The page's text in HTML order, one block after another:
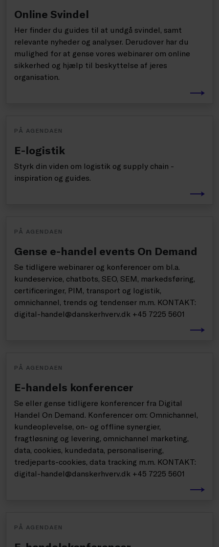
Online Svindel
Her finder du guides til at undgå svindel, samt
relevante nyheder og analyser. Derudover har du
mulighed for at gense vores webinarer om online
sikkerhed og hjælp til beskyttelse af jeres
organisation.
PÅ AGENDAEN
E-logistik
Styrk din viden om logistik og supply chain -
inspiration og guides.
PÅ AGENDAEN
Gense e-handel events On Demand
Se tidligere webinarer og konferencer om bl.a.
kundeservice, chatbots, SEO, SEM, markedsføring,
certificeringer, PIM, transport og logistik,
omnichannel, trends og tendenser m.m. KONTAKT:
digital-handel@danskerhverv.dk +45 7225 5601
PÅ AGENDAEN
E-handels konferencer
Se eller gense tidligere konferencer fra Digital
Handel On Demand. Konferencer om: Omnichannel,
kundeoplevelse, on- og offline synergier,
fragtløsning og levering, omnichannel marketing,
data, cookies, kundedata, personalisering,
tredjeparts-cookies, data tracking m.m. KONTAKT:
digital-handel@danskerhverv.dk +45 7225 5601
PÅ AGENDAEN